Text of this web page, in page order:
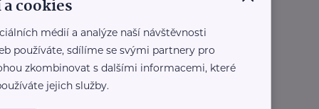
207
společnost
cookies
médií a analýze naší návštěvnosti
používáte, sdílíme se svými partnery pro
zkombinovat s dalšími informacemi, které
jejich služby.